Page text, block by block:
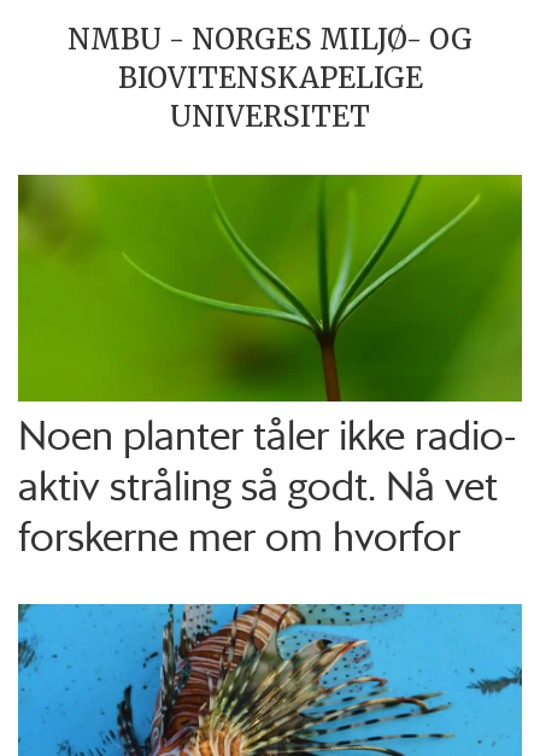
NMBU - NORGES MILJØ- OG
BIOVITENSKAPELIGE
UNIVERSITET
Noen planter tåler ikke radio­
aktiv stråling så godt. Nå vet
forskerne mer om hvorfor